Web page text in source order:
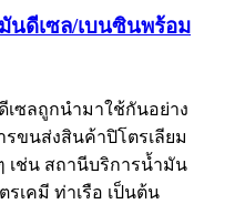
นดีเซล/เบนซินพร้อม
ซลถูกนำมาใช้กันอย่าง
ขนส่งสินค้าปิโตรเลียม
เช่น สถานีบริการน้ำมัน
เคมี ท่าเรือ เป็นต้น